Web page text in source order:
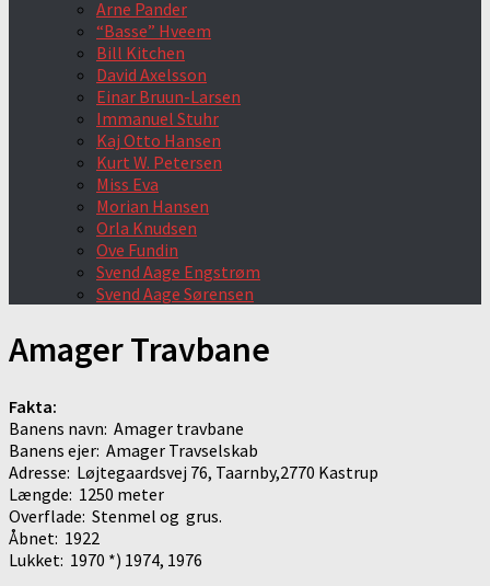
Arne Pander
“Basse” Hveem
Bill Kitchen
David Axelsson
Einar Bruun-Larsen
Immanuel Stuhr
Kaj Otto Hansen
Kurt W. Petersen
Miss Eva
Morian Hansen
Orla Knudsen
Ove Fundin
Svend Aage Engstrøm
Svend Aage Sørensen
Amager Travbane
Fakta:
Banens navn: Amager travbane
Banens ejer: Amager Travselskab
Adresse: Løjtegaardsvej 76, Taarnby,2770 Kastrup
Længde: 1250 meter
Overflade: Stenmel og grus.
Åbnet: 1922
Lukket: 1970 *) 1974, 1976